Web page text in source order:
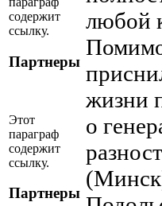
содержит
ссылку.
Партнеры
Этот
параграф
содержит
ссылку.
Партнеры
любой
жизни
о